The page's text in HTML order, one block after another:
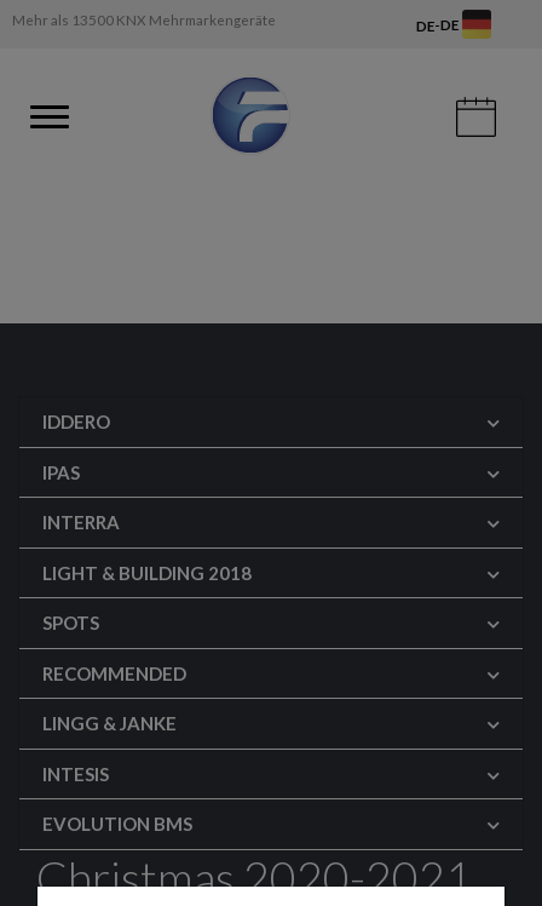
Mehr als 13500 KNX Mehrmarkengeräte DE-DE
IDDERO
IPAS
INTERRA
LIGHT & BUILDING 2018
SPOTS
RECOMMENDED
LINGG & JANKE
INTESIS
EVOLUTION BMS
Christmas 2020-2021